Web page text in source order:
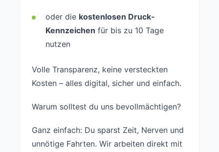
oder die kostenlosen Druck-
Kennzeichen für bis zu 10 Tage
nutzen
Volle Transparenz, keine versteckten
Kosten – alles digital, sicher und einfach.
Warum solltest du uns bevollmächtigen?
Ganz einfach: Du sparst Zeit, Nerven und
unnötige Fahrten. Wir arbeiten direkt mit